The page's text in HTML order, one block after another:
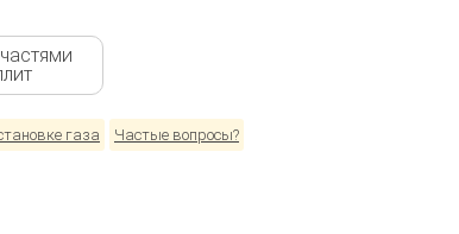
газа Частые вопросы?